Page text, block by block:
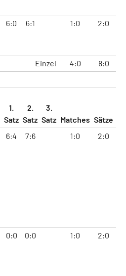
6:0 6:1 1:0 2:0
Einzel 4:0 8:0
1.
Satz
2.
Satz
3.
Satz Matches Sätze
6:4 7:6 1:0 2:0
0:0 0:0 1:0 2:0